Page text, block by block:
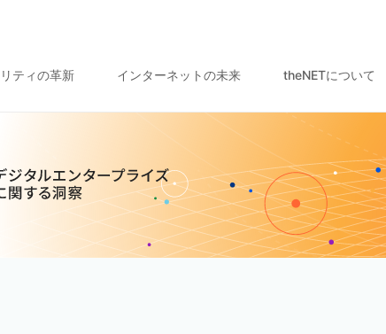
ティの革新 インターネットの未来 theNETについて